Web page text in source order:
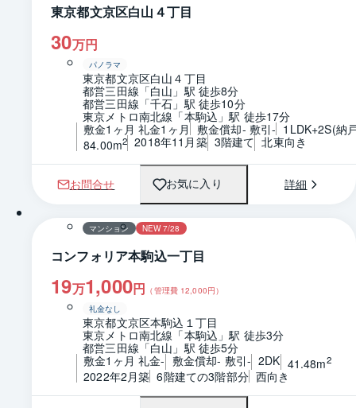
東京都文京区白山４丁目
30万円
パノラマ
東京都文京区白山４丁目
都営三田線「白山」駅 徒歩8分
都営三田線「千石」駅 徒歩10分
東京メトロ南北線「本駒込」駅 徒歩17分
敷金1ヶ月 礼金1ヶ月 敷金償却- 敷引- 1LDK+2S(納
84.00m2 2018年11月築 3階建て 北東向き
お問合せ お気に入り 詳細
1 / 0 間取り
マンション NEW 7/28
コンフォリア本駒込一丁目
19万1,000円 （管理費 12,000円）
礼金なし
東京都文京区本駒込１丁目
東京メトロ南北線「本駒込」駅 徒歩3分
都営三田線「白山」駅 徒歩5分
敷金1ヶ月 礼金- 敷金償却- 敷引- 2DK 41.48m2
2022年2月築 6階建ての3階部分 西向き